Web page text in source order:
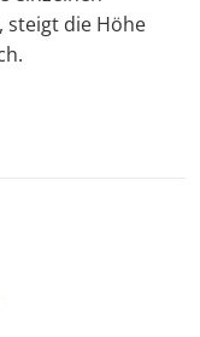
steigt die Höhe